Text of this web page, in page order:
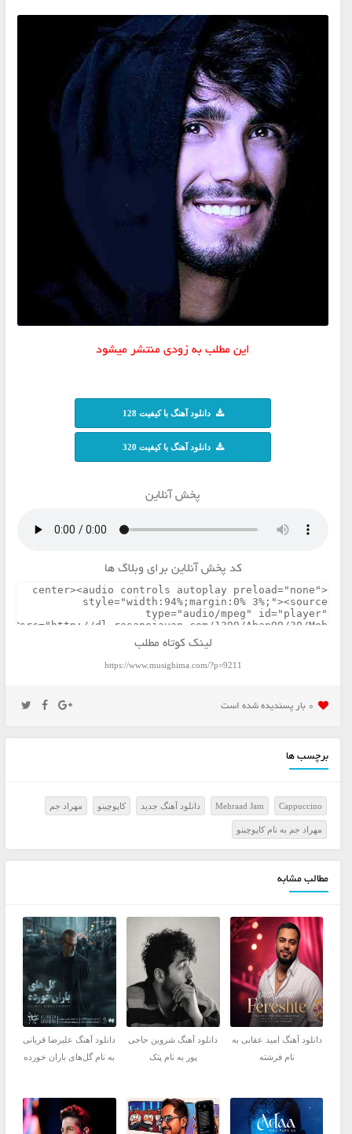
این مطلب به زودی منتشر میشود
دانلود آهنگ با کیفیت 128
دانلود آهنگ با کیفیت 320
پخش آنلاین
کد پخش آنلاین برای وبلاگ ها
لینک کوتاه مطلب
https://www.musighima.com/?p=9211
0 بار پسنديده شده است
برچسب ها
Cappuccino
Mehraad Jam دانلود آهنگ جدید کاپوچینو مهراد جم
مهراد جم به نام کاپوچینو
مطالب مشابه
دانلود آهنگ امید عقابی به
نام فرشته
دانلود آهنگ شروین حاجی
پور به نام پتک
دانلود آهنگ علیرضا قربانی
به نام گل‌های باران خورده